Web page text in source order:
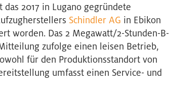
2017 in Lugano gegründete
Schindler AG in Ebikon
worden. Das 2 Megawatt/2-Stunden-B-
zufolge einen leisen Betrieb,
für den Produktionsstandort von
umfasst einen Service- und